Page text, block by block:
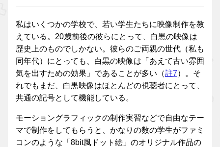
私はいくつかの学校で、若い学生たちに映像制作を教
えている。20歳前後の彼らにとって、白黒の映像は
歴史上のものでしかない。彼らのご両親の世代（私も
同年代）にとっても、白黒の映像は「あえて古い雰囲
気を出すための効果」であることが多い（註7）。そ
れでもまだ、白黒映像はほとんどの視聴者にとって、
共通の記号として機能している。
モーショングラフィックの制作実習などで自由なテー
マで制作をしてもらうと、かなりの数の学生がファミ
コンのような「8bit風ドット絵」のオリジナル作品の